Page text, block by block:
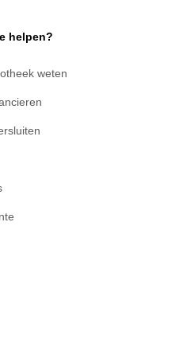
helpen?
weten